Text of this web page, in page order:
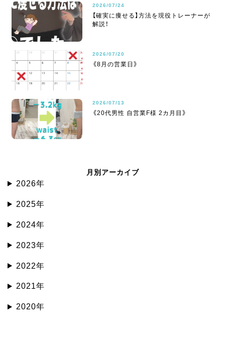
2026/07/24
【確実に痩せる】方法を現役トレーナーが
解説！
2026/07/20
《8月の営業日》
2026/07/13
《20代男性 自営業F様 2カ月目》
月別アーカイブ
2026年
2025年
2024年
2023年
2022年
2021年
2020年